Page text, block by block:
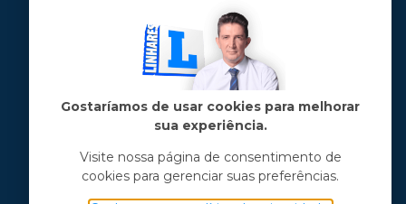
Jose Linhares Jr é maranhense.
Formado em Jornalismo, estudou filosofia
e tem pós-graduações em ciência política
e marketing político.
Menu principal
Notícias
Gostaríamos de usar cookies para melhorar
sua experiência.
Visite nossa página de consentimento de
cookies para gerenciar suas preferências.